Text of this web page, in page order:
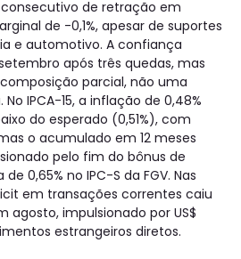
de retração em
de -0,1%, apesar de suportes
e automotivo. A confiança
após três quedas, mas
parcial, não uma
IPCA-15, a inflação de 0,48%
do esperado (0,51%), com
o acumulado em 12 meses
pelo fim do bônus de
0,65% no IPC-S da FGV. Nas
em transações correntes caiu
agosto, impulsionado por US$
estrangeiros diretos.